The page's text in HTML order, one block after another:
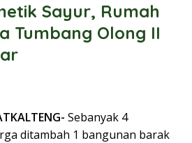
Sayur, Rumah
Tumbang Olong II
Sebanyak 4
ditambah 1 bangunan barak